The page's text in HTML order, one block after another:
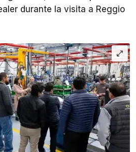
durante la visita a Reggio